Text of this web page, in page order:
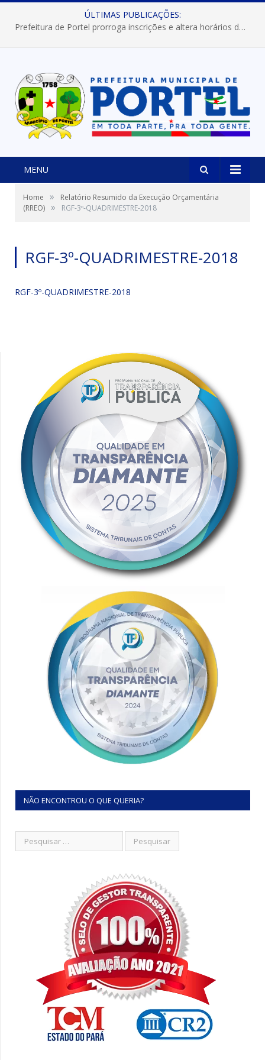
ÚLTIMAS PUBLICAÇÕES:
Prefeitura de Portel prorroga inscrições e altera horários dos concursos “Musa” e “Miss Mix Verão 2026”
MENU
Home »
Relatório Resumido da Execução Orçamentária
(RREO) » RGF-3º-QUADRIMESTRE-2018
RGF-3º-QUADRIMESTRE-2018
RGF-3º-QUADRIMESTRE-2018
NÃO ENCONTROU O QUE QUERIA?